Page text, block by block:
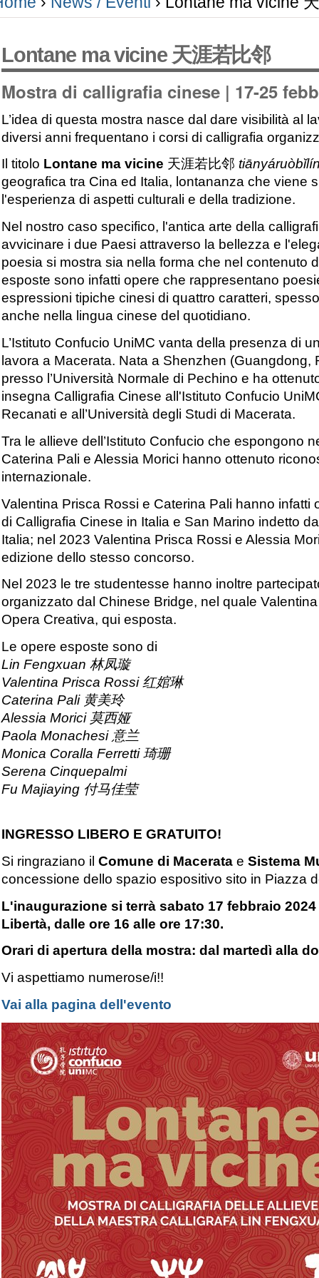
Lontane ma vicine 天涯若比邻
Mostra di calligrafia cinese | 17-25
L’idea di questa mostra nasce dal dare visibilità al
diversi anni frequentano i corsi di calligrafia
Il titolo Lontane ma vicine 天涯若比邻
geografica tra Cina ed Italia, lontananza che viene
l'esperienza di aspetti culturali e della tradizione.
Nel nostro caso specifico, l'antica arte della
avvicinare i due Paesi attraverso la bellezza e
poesia si mostra sia nella forma che nel contenuto
esposte sono infatti opere che rappresentano
espressioni tipiche cinesi di quattro caratteri,
anche nella lingua cinese del quotidiano.
L’Istituto Confucio UniMC vanta della presenza di
lavora a Macerata. Nata a Shenzhen
presso l’Università Normale di Pechino e ha
insegna Calligrafia Cinese all'Istituto Confucio
Recanati e all’Università degli Studi di Macerata.
Tra le allieve dell’Istituto Confucio che espongono
Caterina Pali e Alessia Morici hanno ottenuto
internazionale.
Valentina Prisca Rossi e Caterina Pali hanno
di Calligrafia Cinese in Italia e San Marino indetto
Italia; nel 2023 Valentina Prisca Rossi e Alessia
edizione dello stesso concorso.
Nel 2023 le tre studentesse hanno inoltre
organizzato dal Chinese Bridge, nel quale
Opera Creativa, qui esposta.
Le opere esposte sono di
Lin Fengxuan 林凤璇
Valentina Prisca Rossi 红婠琳
Caterina Pali 黄美玲
Alessia Morici 莫西娅
Paola Monachesi 意兰
Monica Coralla Ferretti 琦珊
Serena Cinquepalmi
Fu Majiaying 付马佳莹
INGRESSO LIBERO E GRATUITO!
Si ringraziano ilComune di MacerataeSistema
concessione dello spazio espositivo sito in Piazza
L'inaugurazione si terrà sabato 17 febbraio
Libertà, dalle ore 16 alle ore 17:30.
Orari di apertura della mostra: dal martedì alla
Vi aspettiamo numerose/i!!
Vai alla pagina dell'evento